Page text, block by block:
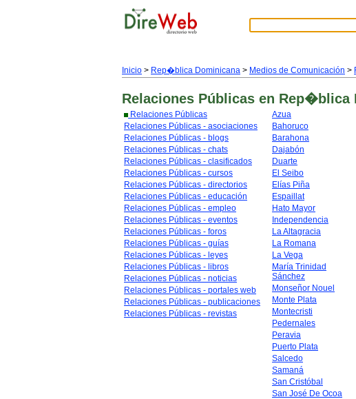
Inicio > Rep�blica Dominicana > Medios de Comunicación >
Relaciones Públicas en Rep�blica
Relaciones Públicas
Relaciones Públicas - asociaciones
Relaciones Públicas - blogs
Relaciones Públicas - chats
Relaciones Públicas - clasificados
Relaciones Públicas - cursos
Relaciones Públicas - directorios
Relaciones Públicas - educación
Relaciones Públicas - empleo
Relaciones Públicas - eventos
Relaciones Públicas - foros
Relaciones Públicas - guías
Relaciones Públicas - leyes
Relaciones Públicas - libros
Relaciones Públicas - noticias
Relaciones Públicas - portales web
Relaciones Públicas - publicaciones
Relaciones Públicas - revistas
Azua
Bahoruco
Barahona
Dajabón
Duarte
El Seibo
Elías Piña
Espaillat
Hato Mayor
Independencia
La Altagracia
La Romana
La Vega
María Trinidad
Sánchez
Monseñor Nouel
Monte Plata
Montecristi
Pedernales
Peravia
Puerto Plata
Salcedo
Samaná
San Cristóbal
San José De Ocoa